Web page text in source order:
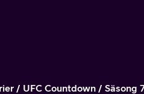
UFC Countdown Säsong